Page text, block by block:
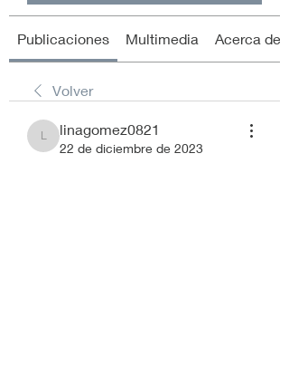
Publicaciones Multimedia Acerca de
Volver
linagomez0821
linagomez0821
22 de diciembre de 2023